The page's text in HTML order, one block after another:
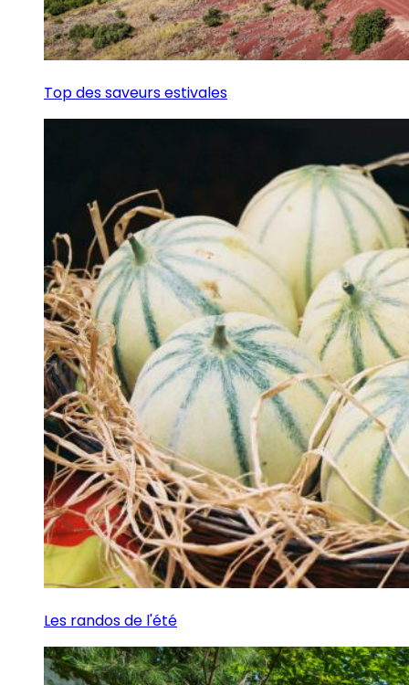
Top des saveurs estivales
Les randos de l'été